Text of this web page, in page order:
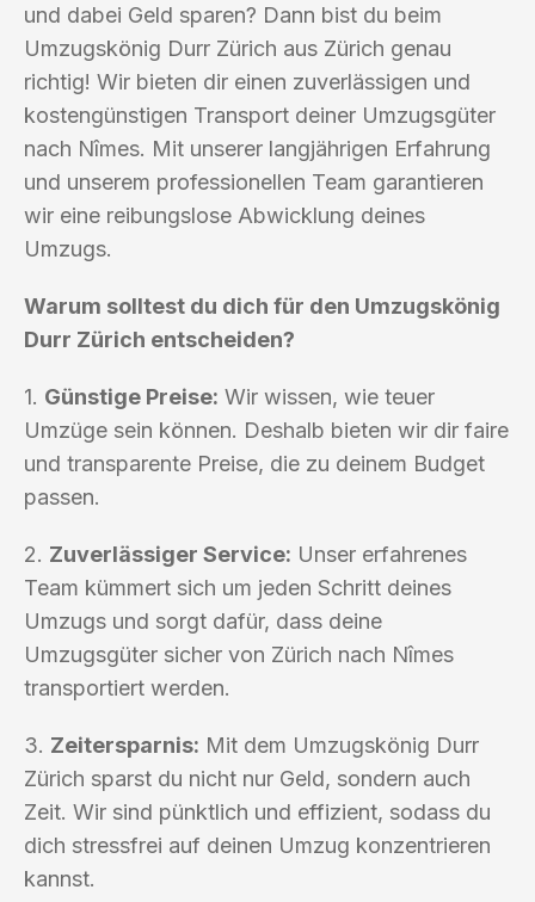
und dabei Geld sparen? Dann bist du beim
Umzugskönig Durr Zürich aus Zürich genau
richtig! Wir bieten dir einen zuverlässigen und
kostengünstigen Transport deiner Umzugsgüter
nach Nîmes. Mit unserer langjährigen Erfahrung
und unserem professionellen Team garantieren
wir eine reibungslose Abwicklung deines
Umzugs.
Warum solltest du dich für den Umzugskönig
Durr Zürich entscheiden?
1. Günstige Preise: Wir wissen, wie teuer
Umzüge sein können. Deshalb bieten wir dir faire
und transparente Preise, die zu deinem Budget
passen.
2. Zuverlässiger Service: Unser erfahrenes
Team kümmert sich um jeden Schritt deines
Umzugs und sorgt dafür, dass deine
Umzugsgüter sicher von Zürich nach Nîmes
transportiert werden.
3. Zeitersparnis: Mit dem Umzugskönig Durr
Zürich sparst du nicht nur Geld, sondern auch
Zeit. Wir sind pünktlich und effizient, sodass du
dich stressfrei auf deinen Umzug konzentrieren
kannst.